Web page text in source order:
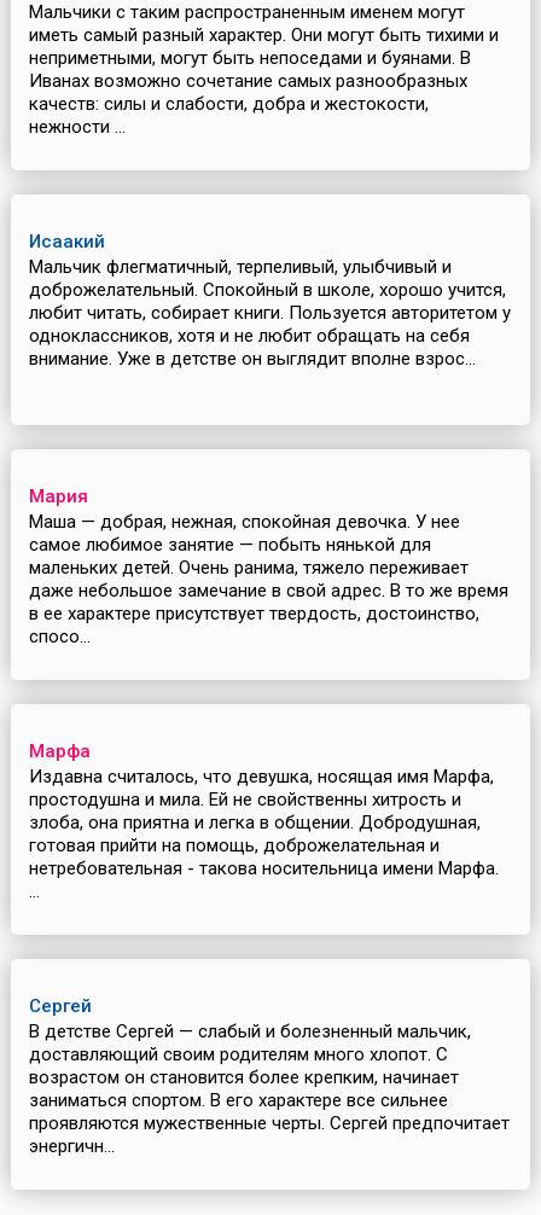
Мальчики с таким распространенным именем могут
иметь самый разный характер. Они могут быть тихими и
неприметными, могут быть непоседами и буянами. В
Иванах возможно сочетание самых разнообразных
качеств: силы и слабости, добра и жестокости,
нежности ...
Исаакий
Мальчик флегматичный, терпеливый, улыбчивый и
доброжелательный. Спокойный в школе, хорошо учится,
любит читать, собирает книги. Пользуется авторитетом у
одноклассников, хотя и не любит обращать на себя
внимание. Уже в детстве он выглядит вполне взрос...
Мария
Маша — добрая, нежная, спокойная девочка. У нее
самое любимое занятие — побыть нянькой для
маленьких детей. Очень ранима, тяжело переживает
даже небольшое замечание в свой адрес. В то же время
в ее характере присутствует твердость, достоинство,
спосо...
Марфа
Издавна считалось, что девушка, носящая имя Марфа,
простодушна и мила. Ей не свойственны хитрость и
злоба, она приятна и легка в общении. Добродушная,
готовая прийти на помощь, доброжелательная и
нетребовательная - такова носительница имени Марфа.
...
Сергей
В детстве Сергей — слабый и болезненный мальчик,
доставляющий своим родителям много хлопот. С
возрастом он становится более крепким, начинает
заниматься спортом. В его характере все сильнее
проявляются мужественные черты. Сергей предпочитает
энергичн...